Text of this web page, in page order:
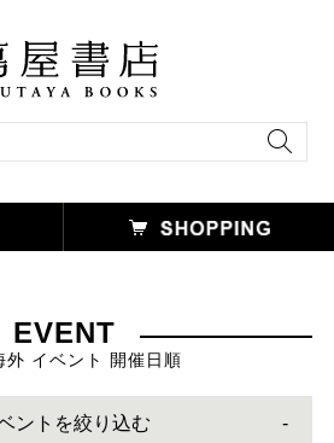
EVENT
外 イベント 開催日順
ントを絞り込む